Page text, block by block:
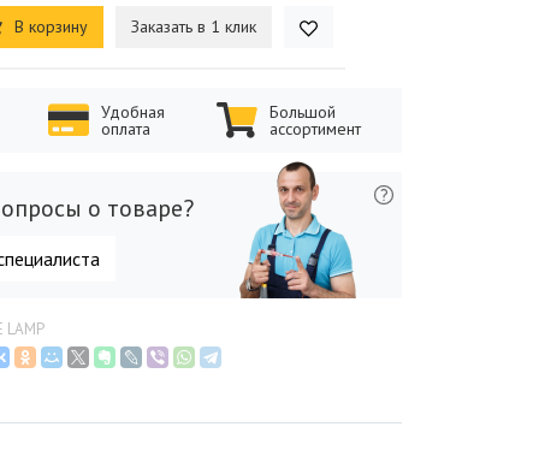
В корзину Заказать в 1 клик
Удобная
оплата
Большой
ассортимент
о товаре?
LAMP